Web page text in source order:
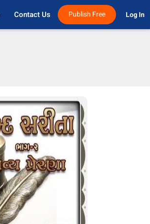
Contact Us Publish Free Log In